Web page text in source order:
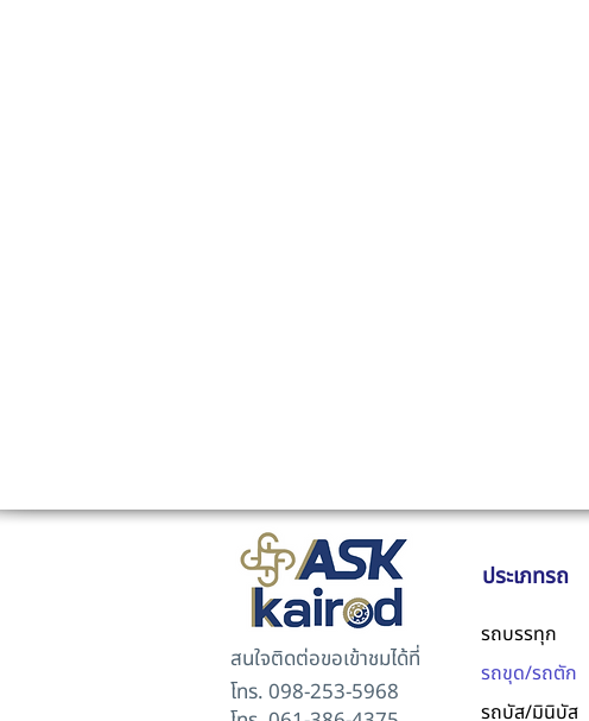
สนใจติดต่อขอเข้าชมได้ที่
โทร. 098-253-5968
ประเภทรถ
รถบรรทุก
รถขุด/รถตัก
รถบัส/มินิบัส